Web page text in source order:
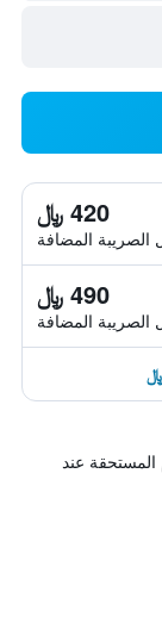
420 ﷼
الصريبة المضافة
490 ﷼
الصريبة المضافة
عند